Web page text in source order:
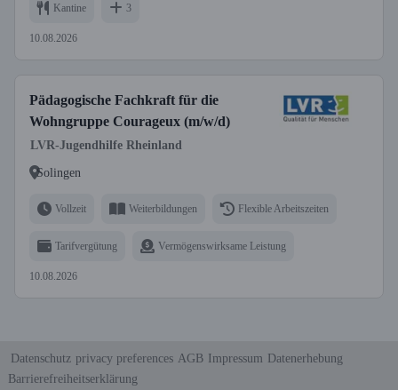
Kantine 3
10.08.2026
Pädagogische Fachkraft für die
Wohngruppe Courageux (m/w/d)
LVR-Jugendhilfe Rheinland
Solingen
Vollzeit Weiterbildungen Flexible Arbeitszeiten
Tarifvergütung Vermögenswirksame Leistung
10.08.2026
Datenschutz privacy preferences AGB Impressum Datenerhebung
Barrierefreiheitserklärung